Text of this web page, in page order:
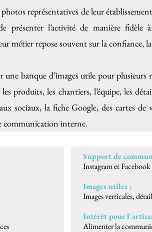
représentatives de leur
l’activité de manière
métier repose souvent sur la confiance,
banque d’images utile pour
produits, les chantiers, l’équipe, les
sociaux, la fiche Google, des cartes de
communication interne.
Support de
Instagram et Facebook
Images utiles :
Images verticales,
Intérêt pour
Alimenter la